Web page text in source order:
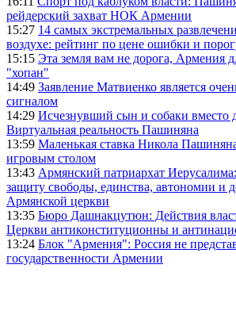
рейдерский захват НОК Армении
15:27 14 самых экстремальных
воздухе: рейтинг по цене ошибки и
15:15 Эта земля вам не дорога, Армения
"хопан"
14:49 Заявление Матвиенко является
сигналом
14:29 Исчезнувший сын и собаки вместо
Виртуальная реальность Пашиняна
13:59 Маленькая ставка Никола
игровым столом
13:43 Армянский патриархат
защиту свободы, единства, автономии и
Армянской церкви
13:35 Бюро Дашнакцутюн: Действия
Церкви антиконституционны и
13:24 Блок "Армения": Россия не
государственности Армении